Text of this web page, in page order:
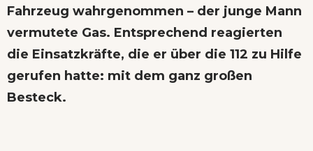
Fahrzeug wahrgenommen – der junge Mann
vermutete Gas. Entsprechend reagierten
die Einsatzkräfte, die er über die 112 zu Hilfe
gerufen hatte: mit dem ganz großen
Besteck.